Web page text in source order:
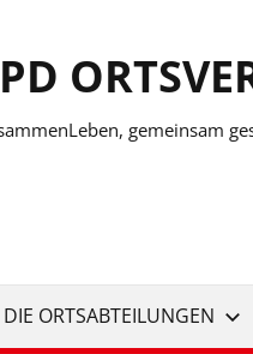
gemeinsam
DIE ORTSABTEILUNGEN